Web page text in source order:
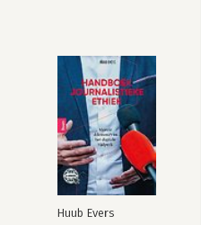
Huub Evers